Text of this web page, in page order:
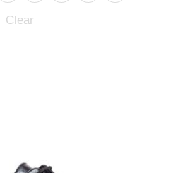
Clear